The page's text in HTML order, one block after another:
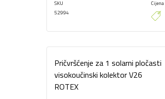
SKU
52994
Cijena
Pričvršćenje za 1 solarni pločasti
visokoučinski kolektor V26
ROTEX